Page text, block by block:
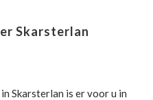
Skarsterlan
Skarsterlan is er voor u in